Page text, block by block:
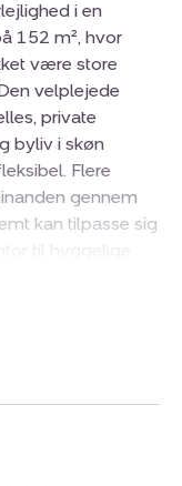
i en
152 m², hvor
være store
velplejede
private
byliv i skøn
Flere
gennem
kan tilpasse sig
til hyggelige
praktisk
kvaliteter er